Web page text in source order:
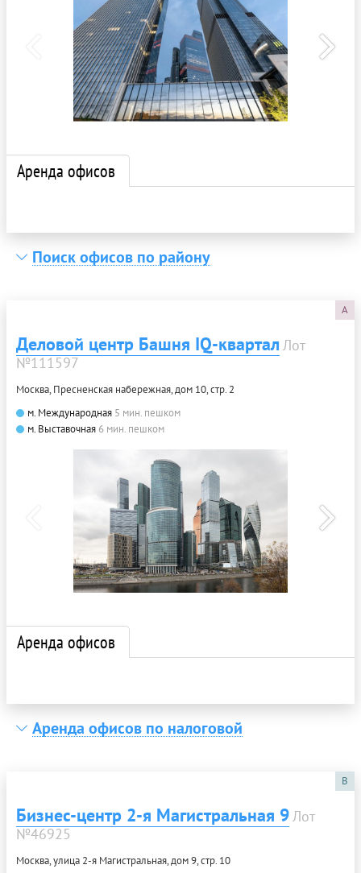
Аренда офисов
Поиск офисов по району
A
Деловой центр Башня IQ-квартал Лот
№111597
Москва, Пресненская набережная, дом 10, стр. 2
м. Международная 5 мин. пешком
м. Выставочная 6 мин. пешком
Аренда офисов
Аренда офисов по налоговой
B
Бизнес-центр 2-я Магистральная 9Лот
№46925
Москва, улица 2-я Магистральная, дом 9, стр. 10